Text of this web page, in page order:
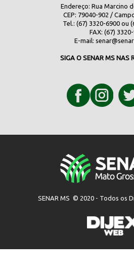
Endereço: Rua Marcino
CEP: 79040-902 /
Tel.: (67) 3320-6900 ou
FAX: (67)
E-mail:
SIGA O SENAR MS NAS
SENAR MS © 2020 - Todos os